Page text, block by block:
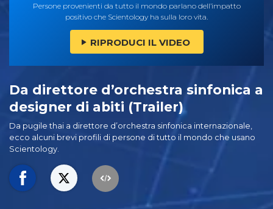
Persone provenienti da tutto il mondo parlano dell’impatto
positivo che Scientology ha sulla loro vita.
RIPRODUCI IL VIDEO
Da direttore d’orchestra sinfonica a
designer di abiti (Trailer)
Da pugile thai a direttore d’orchestra sinfonica internazionale,
ecco alcuni brevi profili di persone di tutto il mondo che usano
Scientology.